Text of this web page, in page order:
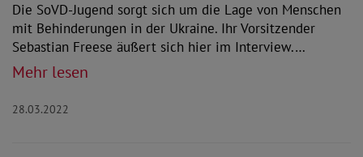
Die SoVD-Jugend sorgt sich um die Lage von Menschen
mit Behinderungen in der Ukraine. Ihr Vorsitzender
Sebastian Freese äußert sich hier im Interview.…
Mehr lesen
28.03.2022